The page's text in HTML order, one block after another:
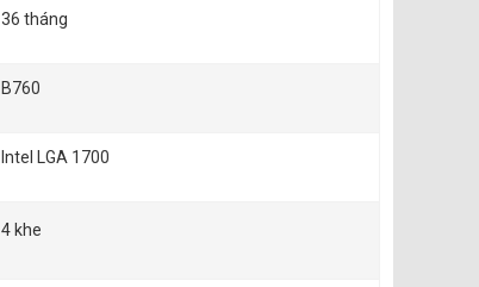
36 tháng
B760
Intel LGA 1700
4 khe